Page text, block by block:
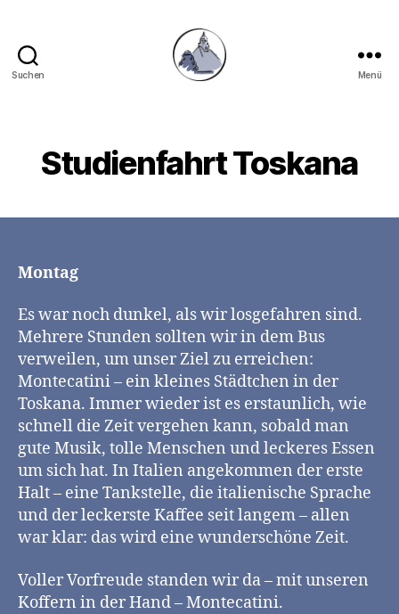
Suchen Menü
Studienfahrt Toskana
Montag
Es war noch dunkel, als wir losgefahren sind.
Mehrere Stunden sollten wir in dem Bus
verweilen, um unser Ziel zu erreichen:
Montecatini – ein kleines Städtchen in der
Toskana. Immer wieder ist es erstaunlich, wie
schnell die Zeit vergehen kann, sobald man
gute Musik, tolle Menschen und leckeres Essen
um sich hat. In Italien angekommen der erste
Halt – eine Tankstelle, die italienische Sprache
und der leckerste Kaffee seit langem – allen
war klar: das wird eine wunderschöne Zeit.
Voller Vorfreude standen wir da – mit unseren
Koffern in der Hand – Montecatini.